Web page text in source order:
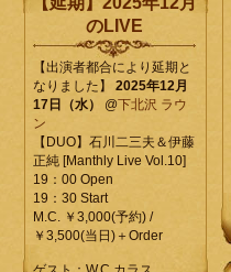
のLIVE
【出演者都合により延期と
なりました】 2025年12月
17日（水）
@下北沢 ラウ
ン
【DUO】石川二三夫＆伊藤
正純 [Manthly Live Vol.10]
19：00 Open
19：30 Start
M.C. ￥3,000(予約) /
￥3,500(当日)＋Order